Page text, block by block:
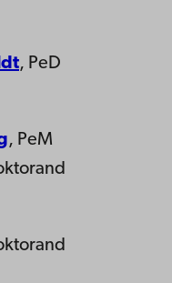
, PeD
, PeM